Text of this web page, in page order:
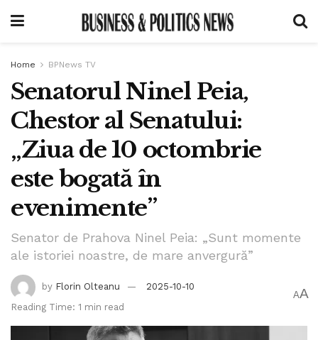
Home BPNews TV
Senatorul Ninel Peia,
Chestor al Senatului:
„Ziua de 10 octombrie
este bogată în
evenimente”
Senator de Prahova Ninel Peia: „Sunt momente
ale istoriei noastre, de mare anvergură”
by Florin Olteanu
2025-10-10
Reading Time: 1 min read
AA